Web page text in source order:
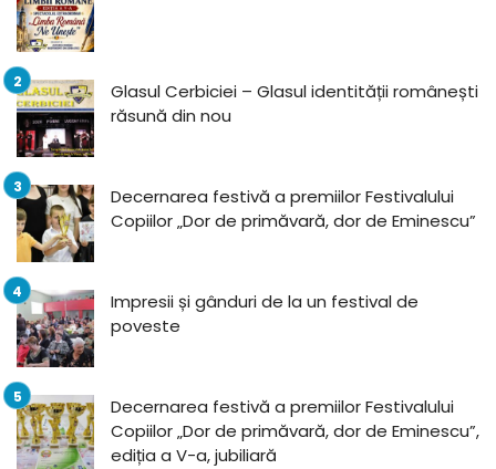
Glasul Cerbiciei – Glasul identității românești
răsună din nou
Decernarea festivă a premiilor Festivalului
Copiilor „Dor de primăvară, dor de Eminescu”
Impresii și gânduri de la un festival de
poveste
Decernarea festivă a premiilor Festivalului
Copiilor „Dor de primăvară, dor de Eminescu”,
ediția a V-a, jubiliară